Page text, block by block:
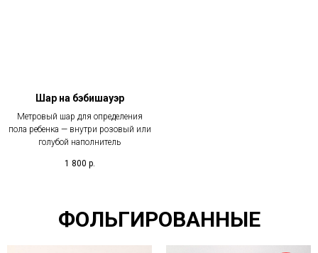
Шар на бэбишауэр
Метровый шар для определения
пола ребенка — внутри розовый или
голубой наполнитель
1 800 р.
ФОЛЬГИРОВАННЫЕ